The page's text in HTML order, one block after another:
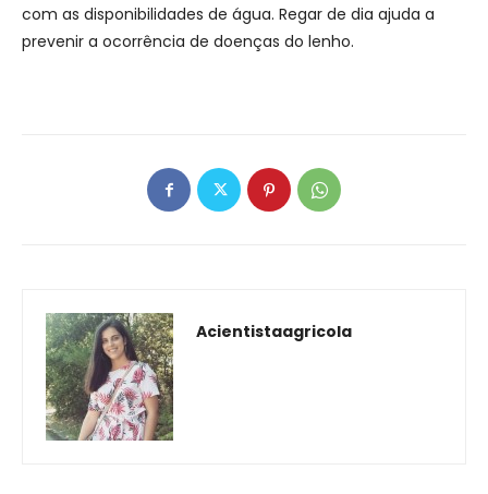
com as disponibilidades de água. Regar de dia ajuda a
prevenir a ocorrência de doenças do lenho.
Acientistaagricola